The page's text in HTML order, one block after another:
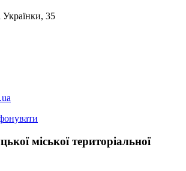
Українки, 35
міської територіальної